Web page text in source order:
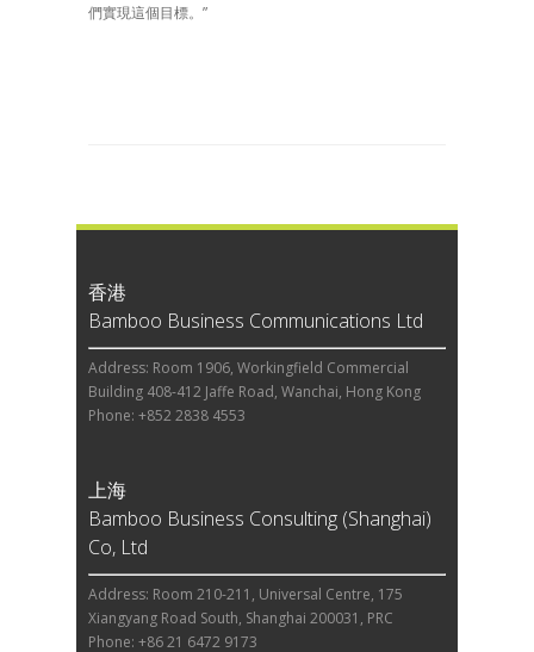
們實現這個目標。”
香港
Bamboo Business Communications Ltd
Address: Room 1906, Workingfield Commercial
Building 408-412 Jaffe Road, Wanchai, Hong Kong
Phone: +852 2838 4553
上海
Bamboo Business Consulting (Shanghai)
Co, Ltd
Address: Room 210-211, Universal Centre, 175
Xiangyang Road South, Shanghai 200031, PRC
Phone: +86 21 6472 9173